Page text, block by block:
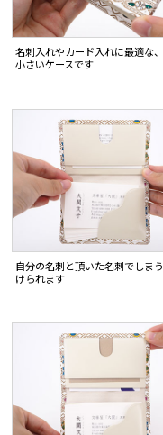
名刺入れやカード入れに最適な
小さいケースです
自分の名刺と頂いた名刺でしま
けられます